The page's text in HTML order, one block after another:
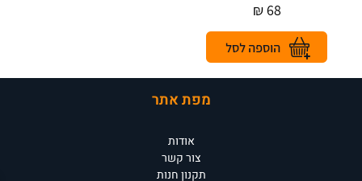
68
₪
מפת אתר
אודות
צור קשר
תקנון חנות